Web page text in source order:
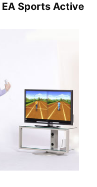
Sports Active